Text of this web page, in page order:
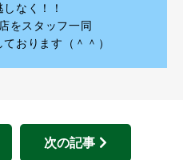
しなく！！
をスタッフ一同
おります（＾＾）
次の記事